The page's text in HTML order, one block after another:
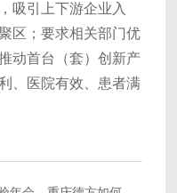
吸引上下游企业入
区；要求相关部门优
动首台（套）创新产
、医院有效、患者满